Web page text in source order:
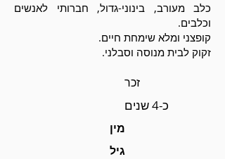
כלב מעורב, בינוני-גדול, חברותי לאנשים
וכלבים.
קופצני ומלא שימחת חיים.
זקוק לבית מנוסה וסבלני.
זכר
כ-4 שנים
מין
גיל